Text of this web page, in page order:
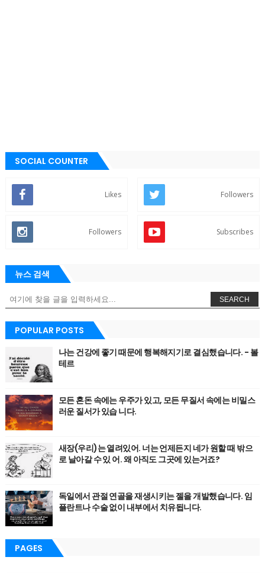
SOCIAL COUNTER
Likes Followers
Followers Subscribes
뉴스 검색
SEARCH
POPULAR POSTS
나는 건강에 좋기 때문에 행복해지기로 결심했습니다. - 볼
테르
모든 혼돈 속에는 우주가 있고, 모든 무질서 속에는 비밀스
러운 질서가 있습 니다.
새장(우리)는 열려있어. 너는 언제든지 네가 원할 때 밖으
로 날아갈 수 있 어. 왜 아직도 그곳에 있는거죠?
독일에서 관절 연골을 재생시키는 젤을 개발했습니다. 임
플란트나 수술 없이 내부에서 치유됩니다.
PAGES